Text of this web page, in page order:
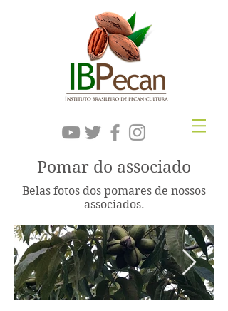
Pomar do associado
Belas fotos dos pomares de nossos
associados.